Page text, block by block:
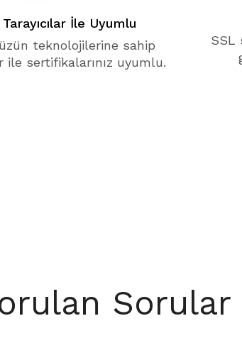
İle Uyumlu
teknolojilerine sahip
ile sertifikalarınız uyumlu.
SSL
Sorular